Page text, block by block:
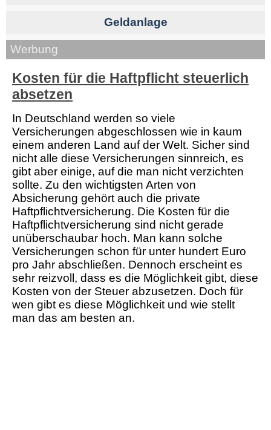
Geldanlage
Werbung
Kosten für die Haftpflicht steuerlich
absetzen
In Deutschland werden so viele
Versicherungen abgeschlossen wie in kaum
einem anderen Land auf der Welt. Sicher sind
nicht alle diese Versicherungen sinnreich, es
gibt aber einige, auf die man nicht verzichten
sollte. Zu den wichtigsten Arten von
Absicherung gehört auch die private
Haftpflichtversicherung. Die Kosten für die
Haftpflichtversicherung sind nicht gerade
unüberschaubar hoch. Man kann solche
Versicherungen schon für unter hundert Euro
pro Jahr abschließen. Dennoch erscheint es
sehr reizvoll, dass es die Möglichkeit gibt, diese
Kosten von der Steuer abzusetzen. Doch für
wen gibt es diese Möglichkeit und wie stellt
man das am besten an.